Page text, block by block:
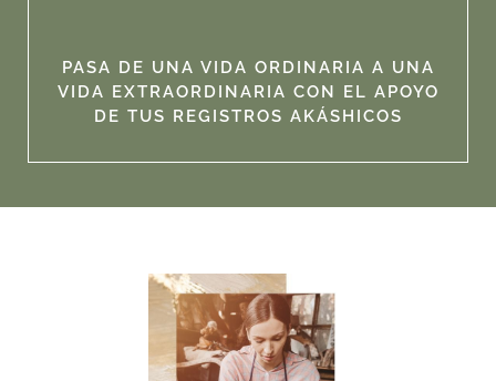
PASA DE UNA VIDA ORDINARIA A UNA
VIDA EXTRAORDINARIA CON EL APOYO
DE TUS REGISTROS AKÁSHICOS